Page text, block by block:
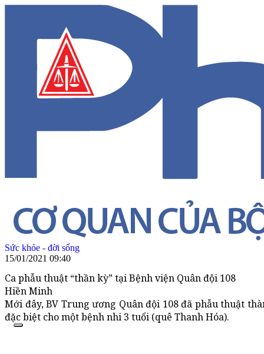
Sức khỏe - đời sống
15/01/2021 09:40
Ca phẫu thuật “thần kỳ” tại Bệnh viện Quân đội 108
Hiền Minh
Mới đây, BV Trung ương Quân đội 108 đã phẫu thuật
đặc biệt cho một bệnh nhi 3 tuổi (quê Thanh Hóa).